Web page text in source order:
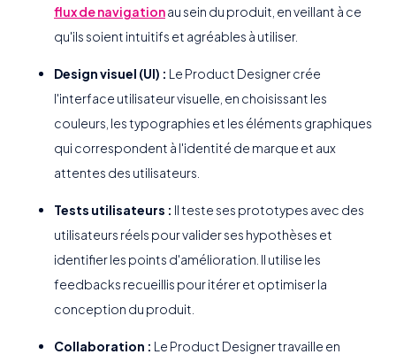
flux de navigationau sein du produit, en veillant à ce
qu'ils soient intuitifs et agréables à utiliser.
Design visuel (UI) : Le Product Designer crée
l'interface utilisateur visuelle, en choisissant les
couleurs, les typographies et les éléments graphiques
qui correspondent à l'identité de marque et aux
attentes des utilisateurs.
Tests utilisateurs : Il teste ses prototypes avec des
utilisateurs réels pour valider ses hypothèses et
identifier les points d'amélioration. Il utilise les
feedbacks recueillis pour itérer et optimiser la
conception du produit.
Collaboration : Le Product Designer travaille en